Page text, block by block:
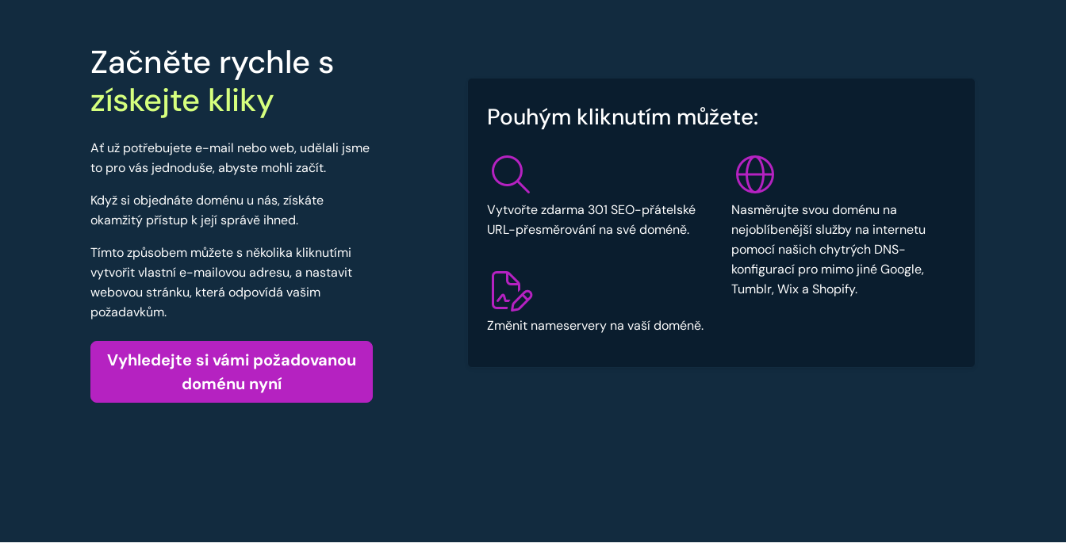
Začněte rychle s
získejte kliky
Ať už potřebujete e-mail nebo web, udělali jsme
to pro vás jednoduše, abyste mohli začít.
Když si objednáte doménu u nás, získáte
okamžitý přístup k její správě ihned.
Tímto způsobem můžete s několika kliknutími
vytvořit vlastní e-mailovou adresu, a nastavit
webovou stránku, která odpovídá vašim
požadavkům.
Vyhledejte si vámi požadovanou
doménu nyní
Pouhým kliknutím můžete:
Vytvořte zdarma 301 SEO-přátelské
URL-přesměrování na své doméně.
Změnit nameservery na vaší doméně.
Nasměrujte svou doménu na
nejoblíbenější služby na internetu
pomocí našich chytrých DNS-
konfigurací pro mimo jiné Google,
Tumblr, Wix a Shopify.